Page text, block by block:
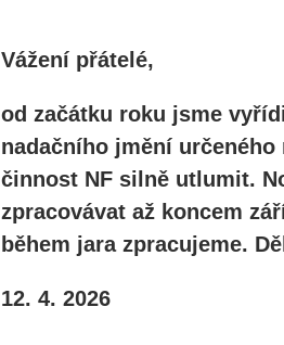
Vážení přátelé,
od začátku roku jsme
nadačního jmění
činnost NF silně utlumit.
zpracovávat až koncem
během jara zpracujeme.
12. 4. 2026